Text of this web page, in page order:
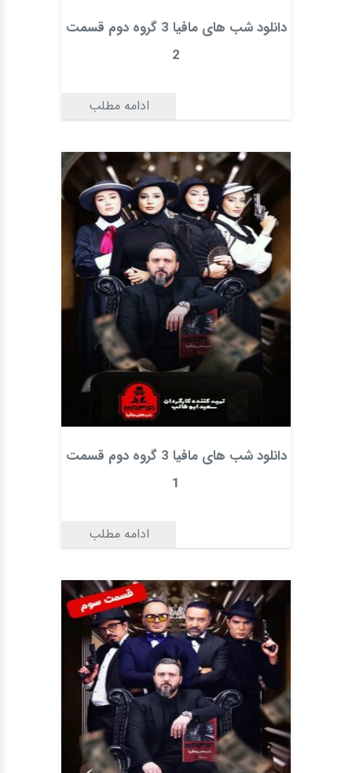
دانلود شب های مافیا 3 گروه دوم قسمت
2
ادامه مطلب
دانلود شب های مافیا 3 گروه دوم قسمت
1
ادامه مطلب